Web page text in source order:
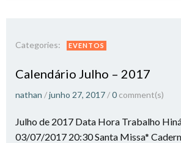
Categories: EVENTOS
Calendário Julho – 2017
nathan /junho 27, 2017 /0 comment(s)
Julho de 2017 Data Hora Trabalho
03/07/2017 20:30 Santa Missa*